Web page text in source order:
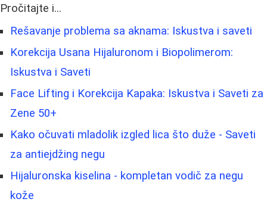
Pročitajte i...
Rešavanje problema sa aknama: Iskustva i saveti
Korekcija Usana Hijaluronom i Biopolimerom:
Iskustva i Saveti
Face Lifting i Korekcija Kapaka: Iskustva i Saveti za
Zene 50+
Kako očuvati mladolik izgled lica što duže - Saveti
za antiejdžing negu
Hijaluronska kiselina - kompletan vodič za negu
kože